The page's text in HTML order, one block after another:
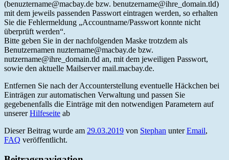
(benuztername@macbay.de bzw. benutzername@ihre_domain.tld)
mit dem jeweils passenden Passwort eintragen werden, so erhalten
Sie die Fehlermeldung „Accountname/Passwort konnte nicht
überprüft werden“.
Bitte geben Sie in der nachfolgenden Maske trotzdem als
Benutzernamen nuztername@macbay.de bzw.
nutzername@ihre_domain.tld an, mit dem jeweiligen Passwort,
sowie den aktuelle Mailserver mail.macbay.de.
Entfernen Sie nach der Accounterstellung eventuelle Häckchen bei
Einträgen zur automatischen Verwaltung und passen Sie
gegebenenfalls die Einträge mit den notwendigen Parametern auf
unsererHilfeseite ab
Dieser Beitrag wurde am 29.03.2019 von Stephan unterEmail,
FAQ veröffentlicht.